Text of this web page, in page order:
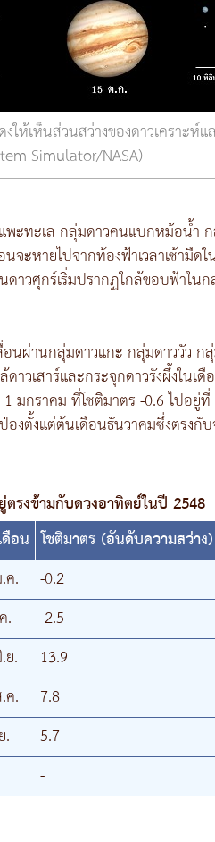
ให้เห็นส่วนสว่างของดาวเคราะห์
Simulator/NASA)
พะทะเล กลุ่มดาวคนแบกหม้อน้
ะหายไปจากท้องฟ้าเวลาเช้ามื
ดาวศุกร์เริ่มปรากฏใกล้ขอบฟ้าใ
นผ่านกลุ่มดาวแกะ กลุ่มดาววัว
วเสาร์และกระจุกดาวรังผึ้งในเ
กราคม ที่โชติมาตร -0.6 ไปอยู่
ตั้งแต่ต้นเดือนธันวาคมซึ่งตรงกั
ตรงข้ามกับดวงอาทิตย์ในปี 2548
อน โชติมาตร (อันดับความสว่าง)
ค.
-0.2
.
-2.5
ย.
13.9
ค.
7.8
.
5.7
-